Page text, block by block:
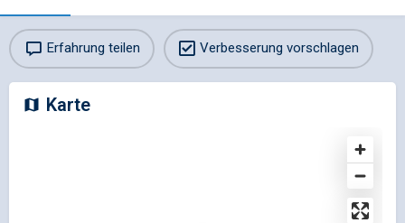
Erfahrung teilen Verbesserung vorschlagen
Karte